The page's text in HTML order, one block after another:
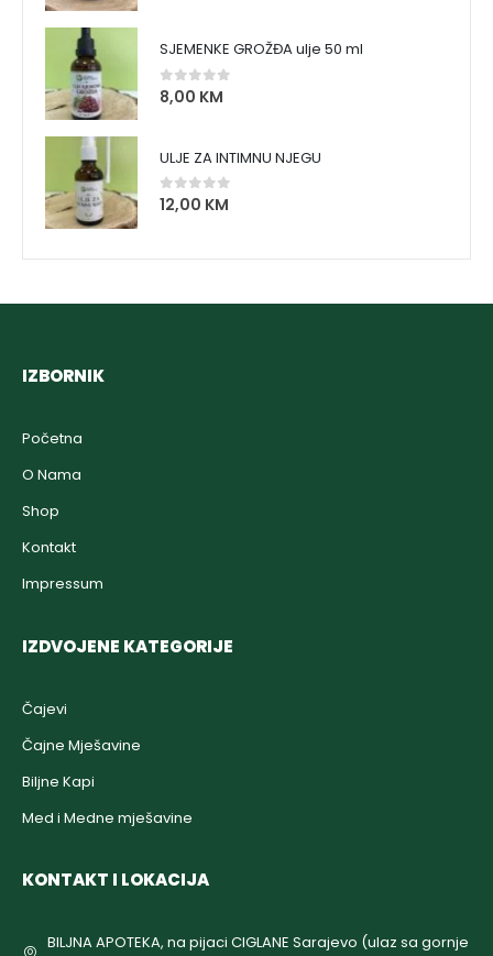
SJEMENKE GROŽĐA ulje 50 ml
0 out of 5
8,00 KM
ULJE ZA INTIMNU NJEGU
0out of 5
12,00 KM
IZBORNIK
Početna
O Nama
Shop
Kontakt
Impressum
IZDVOJENE KATEGORIJE
Čajevi
Čajne Mješavine
Biljne Kapi
Med i Medne mješavine
KONTAKT I LOKACIJA
BILJNA APOTEKA, na pijaci CIGLANE Sarajevo (ulaz sa gornje